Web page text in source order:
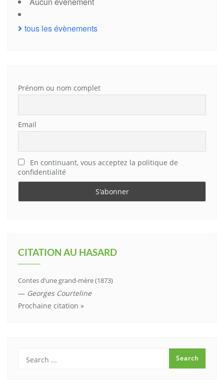
tous les évènements
Prénom ou nom complet
Email
En continuant, vous acceptez la politique de
confidentialité
CITATION AU HASARD
Contes d’une grand-mère (1873)
— Georges Courteline
Prochaine citation »